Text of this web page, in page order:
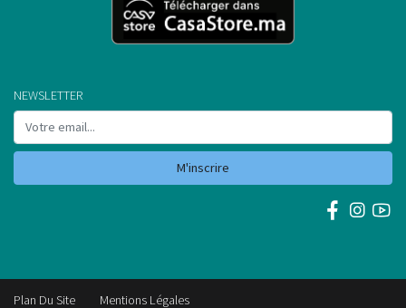
NEWSLETTER
M'inscrire
Plan Du Site Mentions Légales